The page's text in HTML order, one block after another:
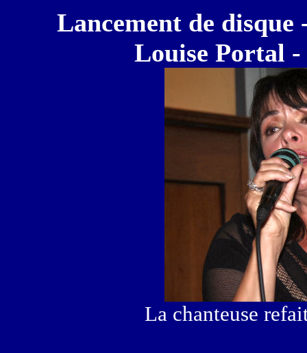
Lancement de disque
Louise Portal -
La chanteuse